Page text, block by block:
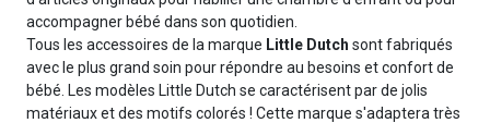
accompagner bébé dans son quotidien.
Tous les accessoires de la marque Little Dutch sont fabriqués
avec le plus grand soin pour répondre au besoins et confort de
bébé. Les modèles Little Dutch se caractérisent par de jolis
matériaux et des motifs colorés ! Cette marque s'adaptera très